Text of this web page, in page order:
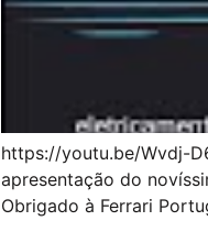
https://youtu.be/Wvdj-
apresentação do
Obrigado à Ferrari